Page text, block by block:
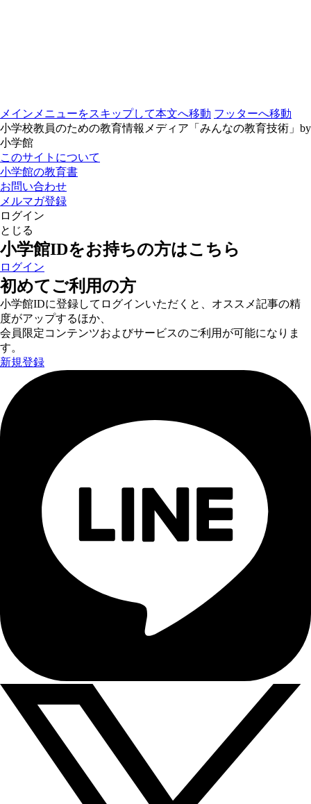
メインメニューをスキップして本文へ移動 フッターへ移動
小学校教員のための教育情報メディア「みんなの教育技術」by
小学館
このサイトについて
小学館の教育書
お問い合わせ
メルマガ登録
ログイン
とじる
小学館IDをお持ちの方はこちら
ログイン
初めてご利用の方
小学館IDに登録してログインいただくと、オススメ記事の精
度がアップするほか、
会員限定コンテンツおよびサービスのご利用が可能になりま
す。
新規登録